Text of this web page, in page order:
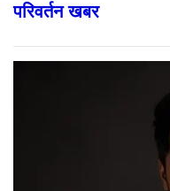
परिवर्तन खबर